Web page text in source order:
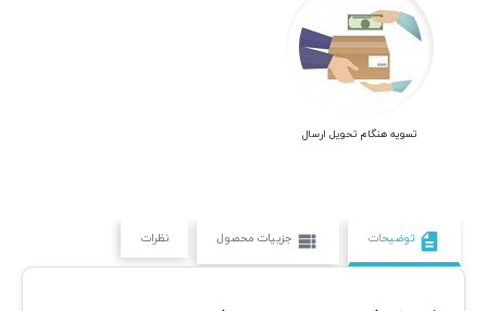
تسویه هنگام تحویل ارسال
description توضیحات view_list جزییات محصول نظرات